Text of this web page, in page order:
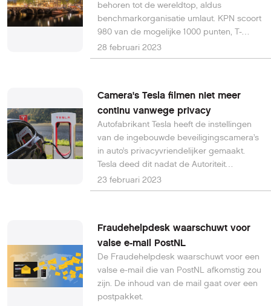
vertellen we je meer.
behoren tot de wereldtop, aldus
benchmarkorganisatie umlaut. KPN scoort
980 van de mogelijke 1000 punten, T-
Mobile staat met 969 op de tweede plek,
gevolgd door Vodafone met 963 punten.
jaar 875 punten en het beste netwerk in
de UK 878 punten.
28 februari 2023
Camera's Tesla filmen niet meer
continu vanwege privacy
Autofabrikant Tesla heeft de instellingen
van de ingebouwde beveiligingscamera’s
in auto’s privacyvriendelijker gemaakt.
Tesla deed dit nadat de Autoriteit
Persoonsgegevens (AP) een onderzoek
naar die camera’s instelde.
23 februari 2023
Fraudehelpdesk waarschuwt voor
valse e-mail PostNL
De Fraudehelpdesk waarschuwt voor een
valse e-mail die van PostNL afkomstig zou
zijn. De inhoud van de mail gaat over een
postpakket.